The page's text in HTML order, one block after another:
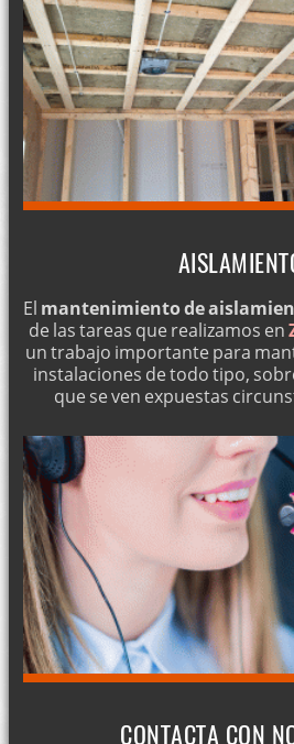
El mantenimiento de
de las tareas que realizamos en
un trabajo importante para
instalaciones de todo tipo,
que se ven expuestas
CONTACTA CON